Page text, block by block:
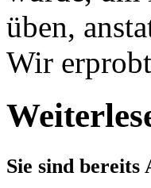
üben,
Wir
Sie sind bereits